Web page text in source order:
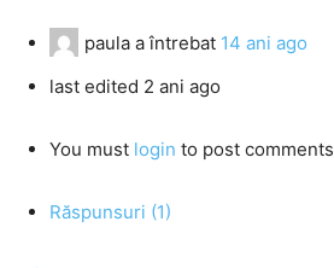
paula a întrebat 14 ani ago
last edited 2 ani ago
You must login to post comments
Răspunsuri (1)